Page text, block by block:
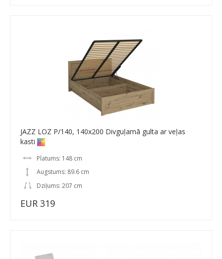
JAZZ LOZ P/140, 140x200 Divguļamā gulta ar veļas
kasti
Platums: 148 cm
Augstums: 89.6 cm
Dziļums: 207 cm
EUR 319